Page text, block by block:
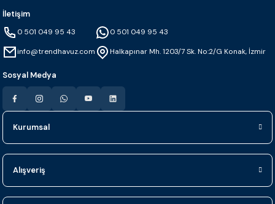
İletişim
0 501 049 95 43
info@trendhavuz.com
0 501 049 95 43
Halkapınar Mh. 1203/7 Sk. No:2/G Konak, İzmir
Sosyal Medya
Kurumsal
Alışveriş